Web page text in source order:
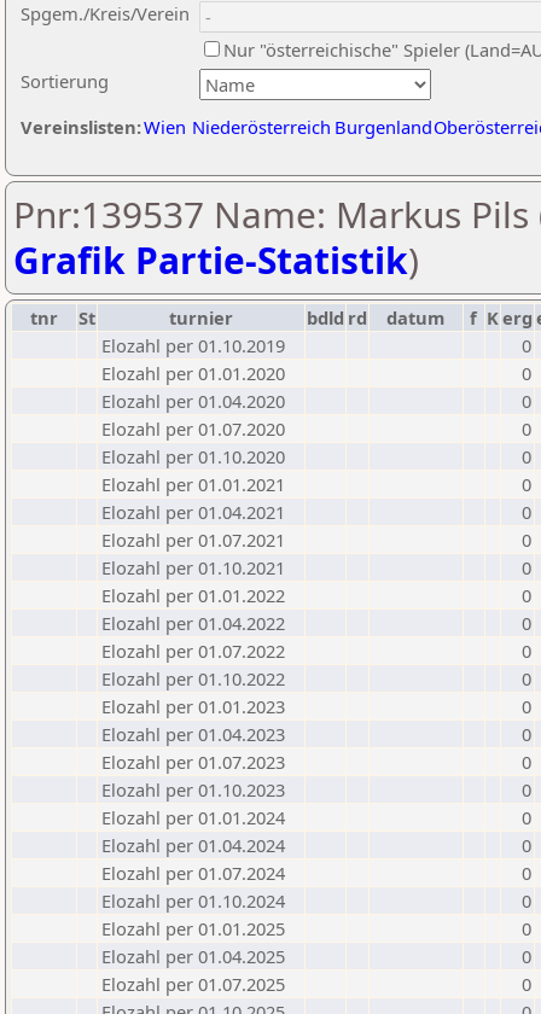
Sortierung
Spgem./Kreis/Verein
Nur "österreichische" Spieler
Vereinslisten:Wien Niederösterreich Burgenland
Pnr:139537 Name: Markus Pils
Grafik Partie-Statistik)
tnr St turnier bdld rd datum f Kerg
Elozahl per 01.10.2019
0
Elozahl per 01.01.2020
0
Elozahl per 01.04.2020
0
Elozahl per 01.07.2020
0
Elozahl per 01.10.2020
0
Elozahl per 01.01.2021
0
Elozahl per 01.04.2021
0
Elozahl per 01.07.2021
0
Elozahl per 01.10.2021
0
Elozahl per 01.01.2022
0
Elozahl per 01.04.2022
0
Elozahl per 01.07.2022
0
Elozahl per 01.10.2022
0
Elozahl per 01.01.2023
0
Elozahl per 01.04.2023
0
Elozahl per 01.07.2023
0
Elozahl per 01.10.2023
0
Elozahl per 01.01.2024
0
Elozahl per 01.04.2024
0
Elozahl per 01.07.2024
0
Elozahl per 01.10.2024
0
Elozahl per 01.01.2025
0
Elozahl per 01.04.2025
0
Elozahl per 01.07.2025
0